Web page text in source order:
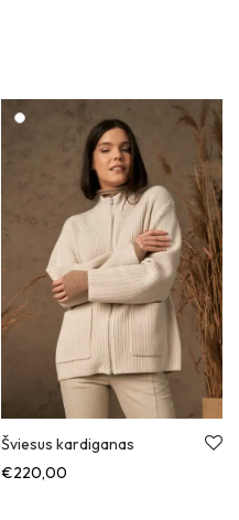
Šviesus kardiganas
€220,00